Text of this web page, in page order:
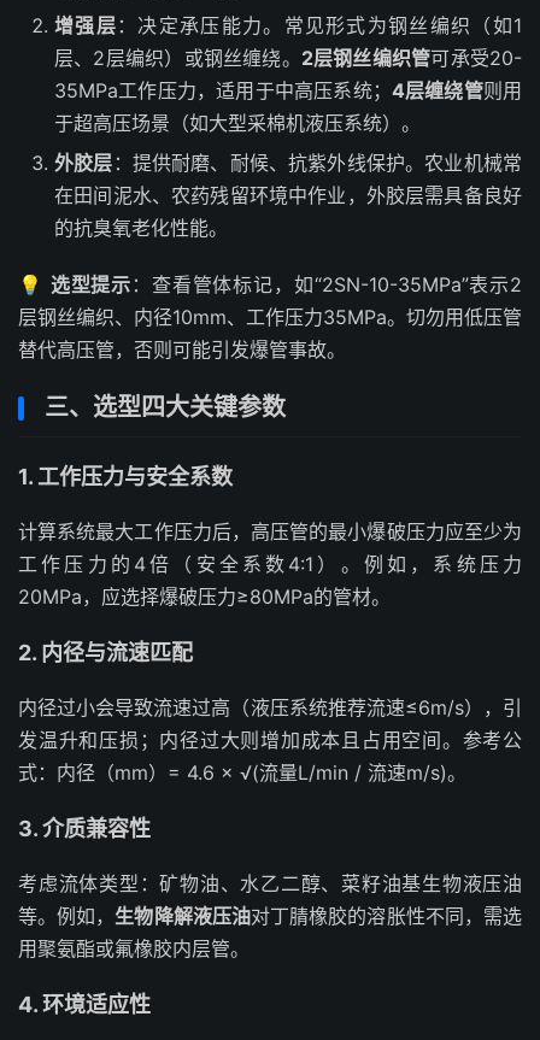
增强层 ：决定承压能力。常见形式为钢丝编织（如1
层、2层编织）或钢丝缠绕。 2层钢丝编织管可承受20-
35MPa工作压力，适用于中高压系统； 4层缠绕管则用
于超高压场景（如大型采棉机液压系统）。
外胶层 ：提供耐磨、耐候、抗紫外线保护。农业机械常
在田间泥水、农药残留环境中作业，外胶层需具备良好
的抗臭氧老化性能。
💡 选型提示 ：查看管体标记，如“2SN-10-35MPa”表示2
层钢丝编织、内径10mm、工作压力35MPa。切勿用低压管
替代高压管，否则可能引发爆管事故。
三、选型四大关键参数
1. 工作压力与安全系数
计算系统最大工作压力后，高压管的最小爆破压力应至少为
工作压力的4倍（安全系数4:1）。例如，系统压力
20MPa，应选择爆破压力≥80MPa的管材。
2. 内径与流速匹配
内径过小会导致流速过高（液压系统推荐流速≤6m/s），引
发温升和压损；内径过大则增加成本且占用空间。参考公
式：内径（mm）= 4.6 × √(流量L/min / 流速m/s)。
3. 介质兼容性
考虑流体类型：矿物油、水乙二醇、菜籽油基生物液压油
等。例如， 生物降解液压油对丁腈橡胶的溶胀性不同，需选
用聚氨酯或氟橡胶内层管。
4. 环境适应性